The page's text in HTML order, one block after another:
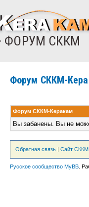
ФОРУМ СККМ
Форум СККМ-
Форум СККМ-Керакам
Вы забанены. Вы не
Обратная связь | Сайт СККМ
Русское сообщество MyBB .